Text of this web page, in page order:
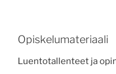
Opiskelumateriaali
Luentotallenteet ja